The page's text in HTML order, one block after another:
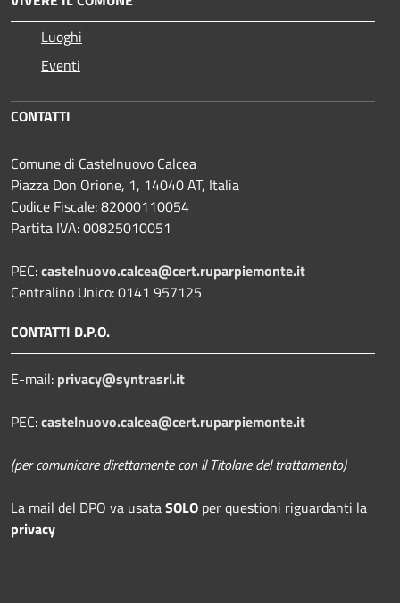
Luoghi
Eventi
CONTATTI
Comune di Castelnuovo Calcea
Piazza Don Orione, 1, 14040 AT, Italia
Codice Fiscale: 82000110054
Partita IVA: 00825010051
PEC:castelnuovo.calcea@cert.ruparpiemonte.it
Centralino Unico: 0141 957125
CONTATTI D.P.O.
E-mail: privacy@syntrasrl.it
PEC:castelnuovo.calcea@cert.ruparpiemonte.it
(per comunicare direttamente con il Titolare del trattamento)
La mail del DPO va usataSOLO per questioni riguardanti la
privacy